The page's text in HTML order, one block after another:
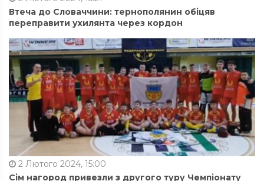
Втеча до Словаччини: тернополянин обіцяв
переправити ухилянта через кордон
2 Лютого 2024, 15:00
Сім нагород привезли з другого туру Чемпіонату